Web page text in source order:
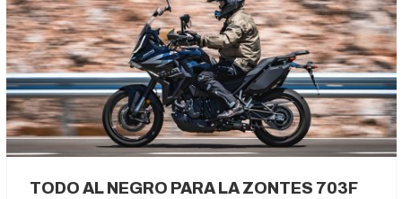
TODO AL NEGRO PARA LA ZONTES 703F